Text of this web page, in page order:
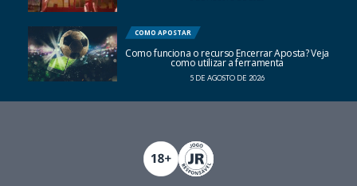
COMO APOSTAR
Como funciona o recurso Encerrar Aposta? Veja
como utilizar a ferramenta
5 DE AGOSTO DE 2026